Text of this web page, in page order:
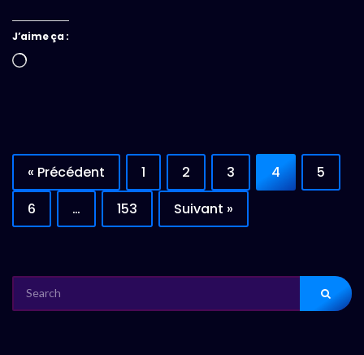
J’aime ça :
Chargement…
« Précédent 1 2 3 4
5
6
… 153 Suivant »
FOR: